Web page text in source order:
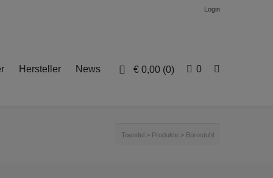
Login
€ 0,00 (0) 0
Hersteller News
Toendel > Produkte > Bürostuhl